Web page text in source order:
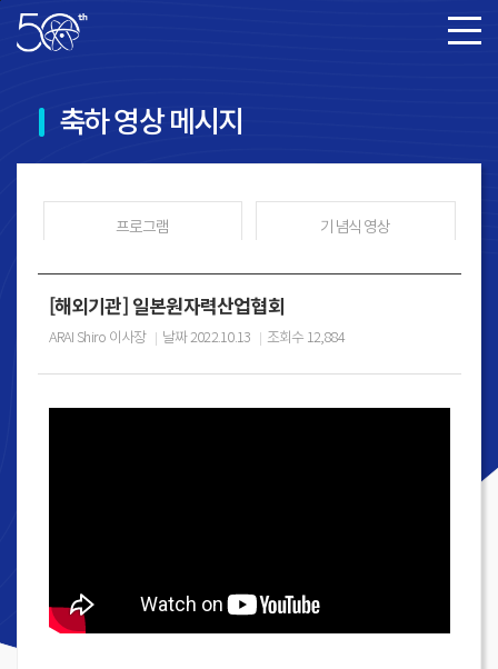
본문바로가기
축하 영상 메시지
프로그램 기념식 영상
축하 영상 메시지
[해외기관]일본원자력산업협회
ARAI Shiro 이사장 날짜2022.10.13 조회수 12,884